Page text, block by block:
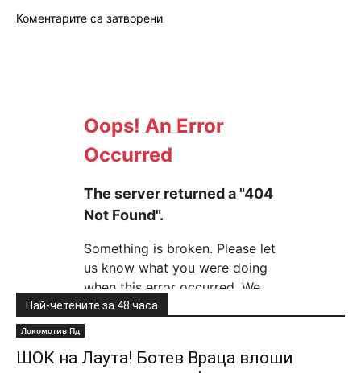
Коментарите са затворени
Най-четените за 48 часа
Локомотив Пд
ШОК на Лаута! Ботев Враца влоши